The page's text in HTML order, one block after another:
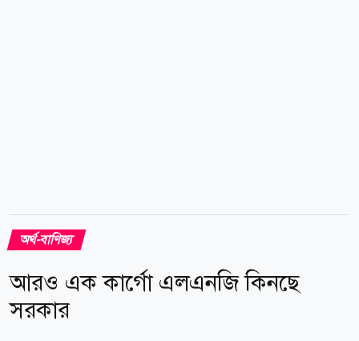
অর্থ-বাণিজ্য
আরও এক কার্গো এলএনজি কিনছে
সরকার